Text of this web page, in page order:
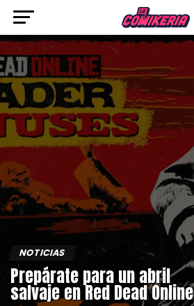
NOTICIAS
Prepárate para un abril
salvaje en Red Dead Online